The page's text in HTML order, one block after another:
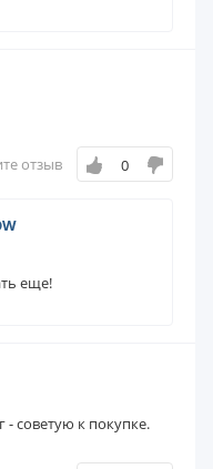
отзыв 0
еще!
- советую к покупке.